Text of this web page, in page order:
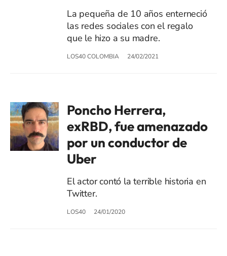
La pequeña de 10 años enterneció
las redes sociales con el regalo
que le hizo a su madre.
LOS40 COLOMBIA 24/02/2021
Poncho Herrera,
exRBD, fue amenazado
por un conductor de
Uber
El actor contó la terrible historia en
Twitter.
LOS40 24/01/2020